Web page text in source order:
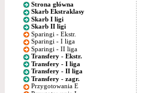
Strona główna
Skarb Ekstraklasy
Skarb I ligi
Skarb II ligi
Sparingi - Ekstr.
Sparingi - I liga
Sparingi - II liga
Transfery - Ekstr.
Transfery - I liga
Transfery - II liga
Transfery - zagr.
Przygotowania E